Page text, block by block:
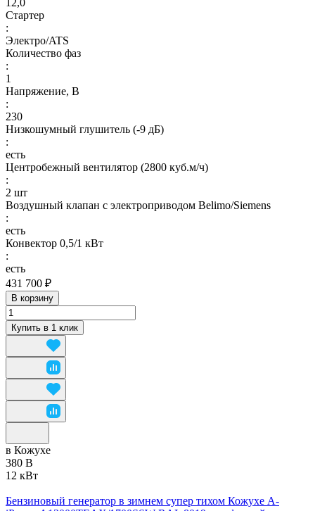
12,0
Стартер
:
Электро/ATS
Количество фаз
:
1
Напряжение, В
:
230
Низкошумный глушитель (-9 дБ)
:
есть
Центробежный вентилятор (2800 куб.м/ч)
:
2 шт
Воздушный клапан с электроприводом Belimo/Siemens
:
есть
Конвектор 0,5/1 кВт
:
есть
431 700 ₽
В корзину
Купить в 1 клик
в Кожухе
380 В
12 кВт
Бензиновый генератор в зимнем супер тихом Кожухе A-